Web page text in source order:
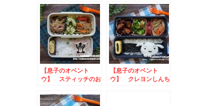
【息子のオベント
ウ】 スティッチのお
【息子のオベント
ウ】 クレヨンしんち